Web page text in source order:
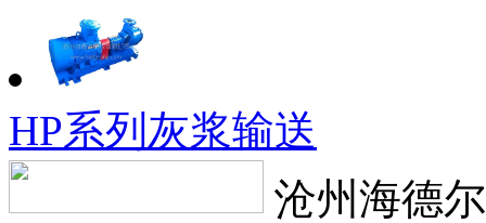
HP系列灰浆输送
沧州海德